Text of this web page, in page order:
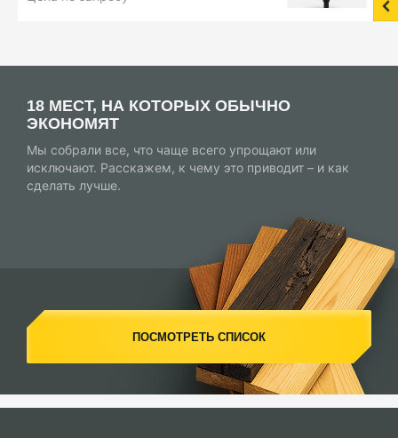
18 МЕСТ, НА КОТОРЫХ ОБЫЧНО
ЭКОНОМЯТ
Мы собрали все, что чаще всего упрощают или
исключают. Расскажем, к чему это приводит – и как
сделать лучше.
ПОСМОТРЕТЬ СПИСОК